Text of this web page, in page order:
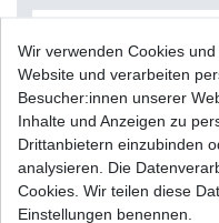
Filter
Wir verwenden Cookies
Website und verarbeiten
Besucher:innen unserer
Inhalte und Anzeigen zu
Drittanbietern einzubinden
analysieren. Die
Cookies. Wir teilen diese
Einstellungen benennen.